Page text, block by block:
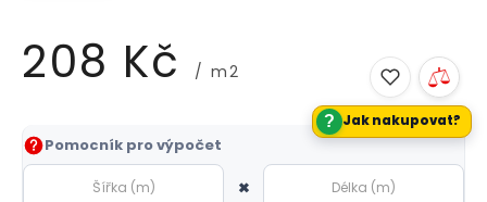
208 Kč / m2
Měrná
cena:
Pomocník pro výpočet
×
? Jak nakupovat?